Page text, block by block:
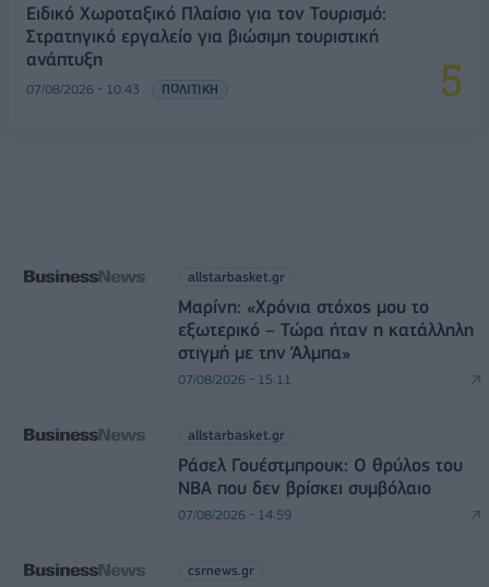
Ειδικό Χωροταξικό Πλαίσιο για τον Τουρισμό:
Στρατηγικό εργαλείο για βιώσιμη τουριστική
ανάπτυξη
07/08/2026 - 10:43 ΠΟΛΙΤΙΚΗ
allstarbasket.gr
Μαρίνη: «Χρόνια στόχος μου το
εξωτερικό – Τώρα ήταν η κατάλληλη
στιγμή με την Άλμπα»
07/08/2026 - 15:11
allstarbasket.gr
Ράσελ Γουέστμπρουκ: Ο θρύλος του
NBA που δεν βρίσκει συμβόλαιο
07/08/2026 - 14:59
csrnews.gr